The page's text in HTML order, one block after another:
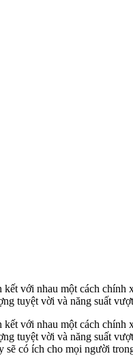
kết với nhau một cách chính
tuyệt vời và năng suất
kết với nhau một cách chính
tuyệt vời và năng suất
có ích cho mọi người